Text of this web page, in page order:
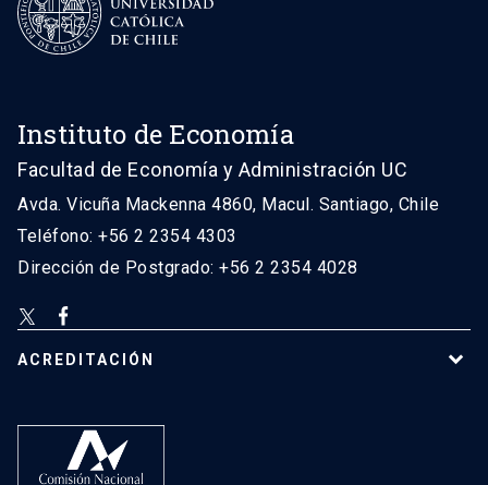
Instituto de Economía
Facultad de Economía y Administración UC
Avda. Vicuña Mackenna 4860, Macul. Santiago, Chile
Teléfono: +56 2 2354 4303
Dirección de Postgrado: +56 2 2354 4028
ACREDITACIÓN